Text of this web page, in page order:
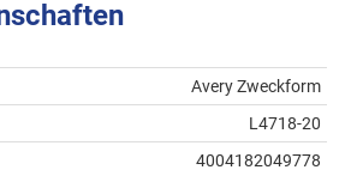
Avery Zweckform
L4718-20
4004182049778